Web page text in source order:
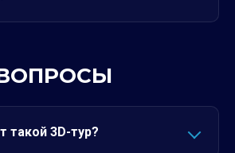
такой 3D-тур?